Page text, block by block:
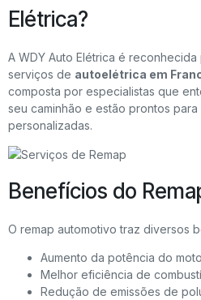
Elétrica?
A WDY Auto Elétrica é
serviços de autoelétrica em
composta por especialistas que
seu caminhão e estão prontos
personalizadas.
Benefícios do
O remap automotivo traz diversos
Aumento da potência do
Melhor eficiência de
Redução de emissões de